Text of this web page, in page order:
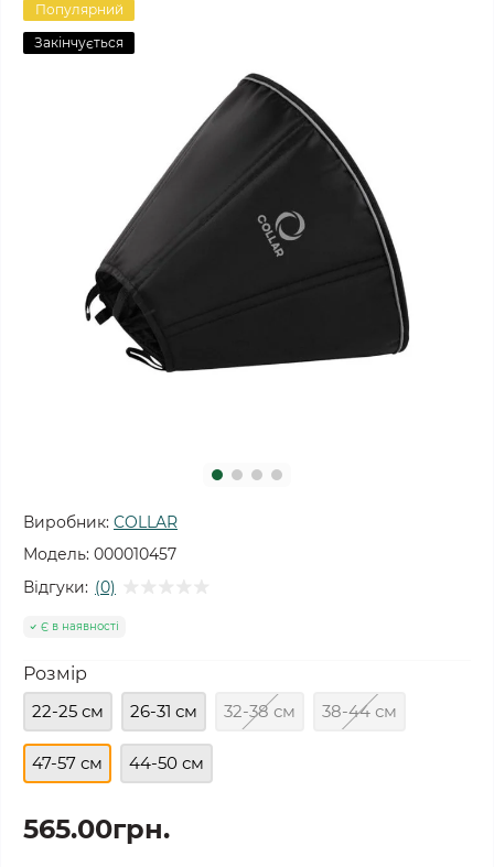
Популярний
Закінчується
Виробник: COLLAR
Модель: 000010457
Відгуки: (0)
Є в наявності
Розмір
22-25 см
26-31 см 32-38 см 38-44 см
47-57 см 44-50 см
565.00грн.